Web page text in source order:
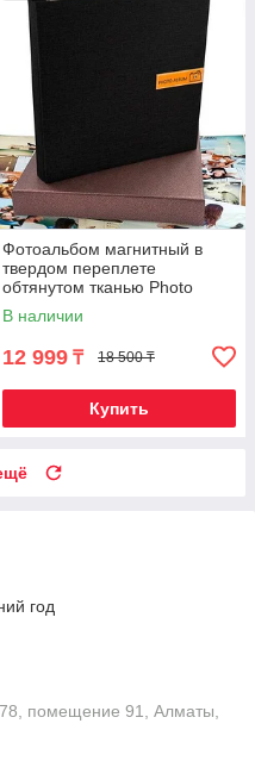
Фотоальбом магнитный в
твердом переплете
обтянутом тканью Photo
Story (Черный графит / 40
страниц)
В наличии
12 999 ₸ 18 500 ₸
Купить
год
помещение 91, Алматы,